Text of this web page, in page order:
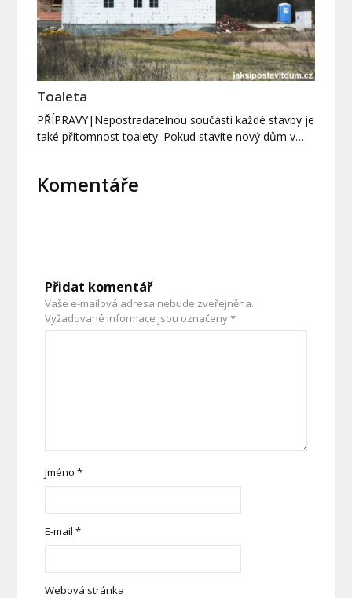
Toaleta
PŘÍPRAVY|Nepostradatelnou součástí každé stavby je
také přítomnost toalety. Pokud stavíte nový dům v…
Komentáře
Přidat komentář
Vaše e-mailová adresa nebude zveřejněna.
Vyžadované informace jsou označeny*
Jméno*
E-mail*
Webová stránka